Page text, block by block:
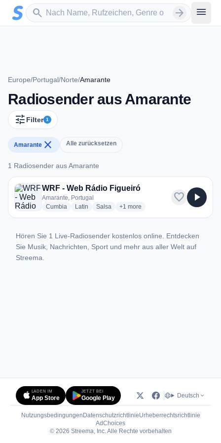
Zum Hauptinhalt springen
search
Sender suchen arrow_forward menu
Europe/Portugal/Norte/Amarante
Radiosender aus Amarante
tune Filter 1
Amarante close Alle zurücksetzen
1 Radiosender aus Amarante
1 Radiosender aus Amarante
WRF - Web Rádio Figueiró
Amarante, Portugal
Cumbia radio stations
Latin radio stations
Salsa radio stations
+1 more genres for WRF - Web Rádio
more
favorite play_arrow
Hören Sie 1 Live-Radiosender kostenlos online. Entdecken
Sie Musik, Nachrichten, Sport und mehr aus aller Welt auf
Streema.
LADEN IM
App Store
JETZT BEI
Google Play Deutsch
Nutzungsbedingungen DatenschutzrichtlinieUrheberrechtsrichtlinie
AdChoices(öffnet in neuem Tab)
© 2026 Streema, Inc. Alle Rechte vorbehalten